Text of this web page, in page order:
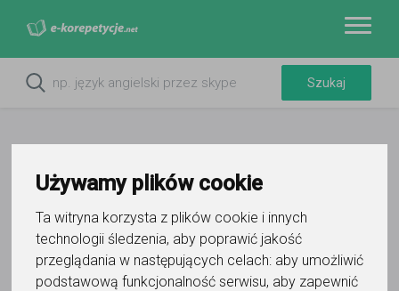
Używamy plików cookie
Ta witryna korzysta z plików cookie i innych
technologii śledzenia, aby poprawić jakość
przeglądania w następujących celach: aby umożliwić
podstawową funkcjonalność serwisu, aby zapewnić